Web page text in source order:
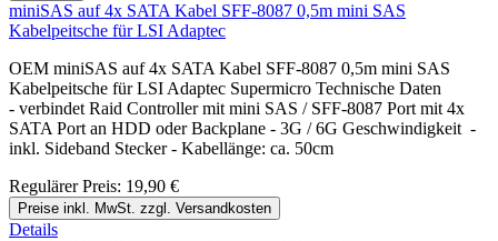
miniSAS auf 4x SATA Kabel SFF-8087 0,5m mini SAS
Kabelpeitsche für LSI Adaptec
OEM miniSAS auf 4x SATA Kabel SFF-8087 0,5m mini SAS
Kabelpeitsche für LSI Adaptec Supermicro Technische Daten
- verbindet Raid Controller mit mini SAS / SFF-8087 Port mit 4x
SATA Port an HDD oder Backplane - 3G / 6G Geschwindigkeit -
inkl. Sideband Stecker - Kabellänge: ca. 50cm
Regulärer Preis: 19,90 €
Preise inkl. MwSt. zzgl. Versandkosten
Details